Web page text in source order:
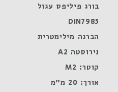
בורג פיליפס עגול
DIN7985
הברגה מילימטרית
נירוסטה A2
קוטר: M2
אורך: 20 מ"מ